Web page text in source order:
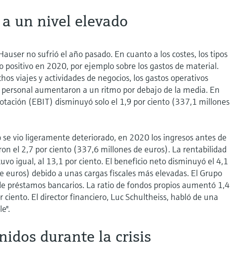
un nivel elevado
no sufrió el año pasado. En cuanto a los costes, los tipos
positivo en 2020, por ejemplo sobre los gastos de material.
viajes y actividades de negocios, los gastos operativos
aumentaron a un ritmo por debajo de la media. En
(EBIT) disminuyó solo el 1,9 por ciento (337,1 millones
vio ligeramente deteriorado, en 2020 los ingresos antes de
el 2,7 por ciento (337,6 millones de euros). La rentabilidad
igual, al 13,1 por ciento. El beneficio neto disminuyó el 4,1
debido a unas cargas fiscales más elevadas. El Grupo
préstamos bancarios. La ratio de fondos propios aumentó 1,4
El director financiero, Luc Schultheiss, habló de una
durante la crisis